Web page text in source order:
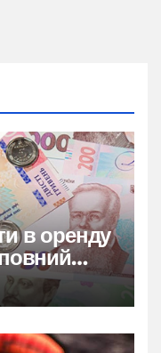
в оренду